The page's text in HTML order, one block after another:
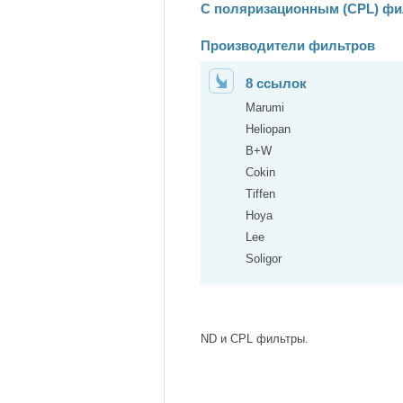
С поляризационным (CPL)
Производители фильтров
8 ссылок
Marumi
Heliopan
B+W
Cokin
Tiffen
Hoya
Lee
Soligor
ND и CPL фильтры.